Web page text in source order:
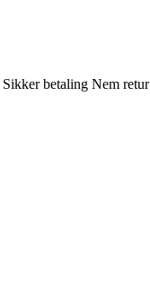
Sikker betaling Nem retur